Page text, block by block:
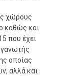
χώρους
καθώς και
που έχει
οποίας
αλλά και